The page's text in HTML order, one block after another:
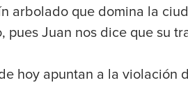
arbolado que domina la
pues Juan nos dice que su
hoy apuntan a la violación